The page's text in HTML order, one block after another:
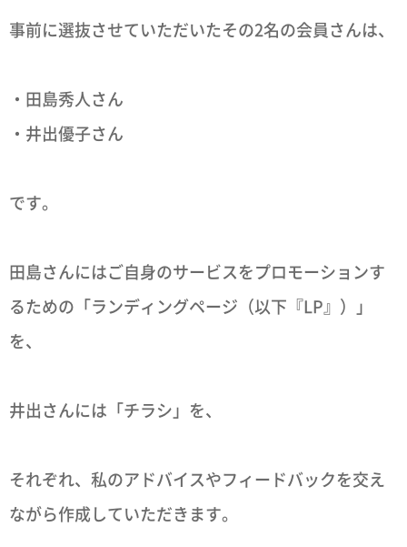
事前に選抜させていただいたその2名の会員さんは、
・田島秀人さん
・井出優子さん
です。
田島さんにはご自身のサービスをプロモーションす
るための「ランディングページ（以下『LP』）」
を、
井出さんには「チラシ」を、
それぞれ、私のアドバイスやフィードバックを交え
ながら作成していただきます。